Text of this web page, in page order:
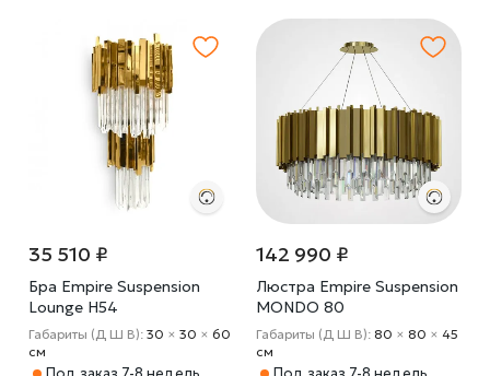
35 510 ₽
Бра Empire Suspension
Lounge H54
Габариты (Д Ш В): 30 × 30 × 60
cм
142 990 ₽
Люстра Empire Suspension
MONDO 80
Габариты (Д Ш В): 80 × 80 × 45
cм